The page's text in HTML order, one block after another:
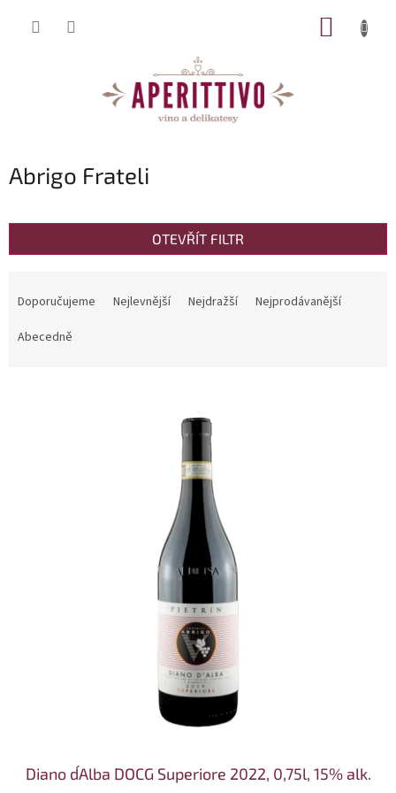
Abrigo Frateli
OTEVŘÍT FILTR
Doporučujeme Nejlevnější Nejdražší
Nejprodávanější
Abecedně
Diano d´Alba DOCG Superiore 2022, 0,75l, 15% alk.